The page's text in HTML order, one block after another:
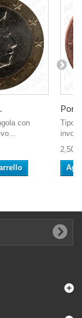
con
Tipo:
2,50 €